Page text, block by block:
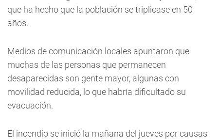
que ha hecho que la población se triplicase en 50
años.
Medios de comunicación locales apuntaron que
muchas de las personas que permanecen
desaparecidas son gente mayor, algunas con
movilidad reducida, lo que habría dificultado su
evacuación.
El incendio se inició la mañana del jueves por causas